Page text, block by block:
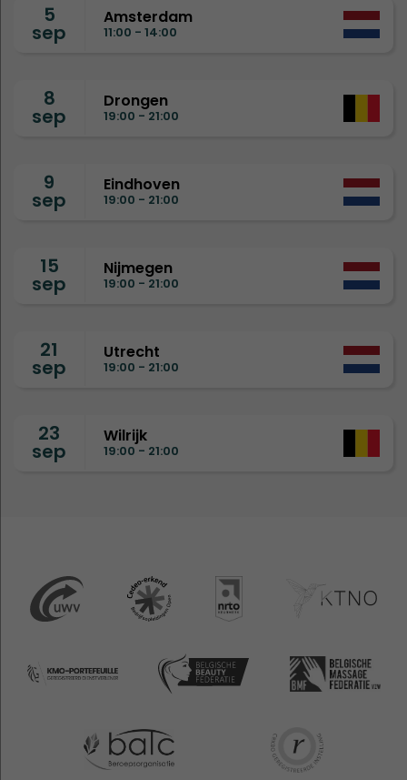
5
sep
Amsterdam
11:00 - 14:00
8
sep
Drongen
19:00 - 21:00
9
sep
Eindhoven
19:00 - 21:00
15
sep
Nijmegen
19:00 - 21:00
21
sep
Utrecht
19:00 - 21:00
23
sep
Wilrijk
19:00 - 21:00